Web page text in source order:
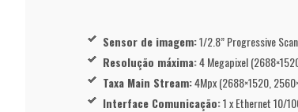
Sensor de imagem:1/2.8” Progressive
Resolução máxima:4 Megapixel
Taxa Main Stream:4Mpx (2688×1520,
Interface Comunicação:1 x Ethernet 10/